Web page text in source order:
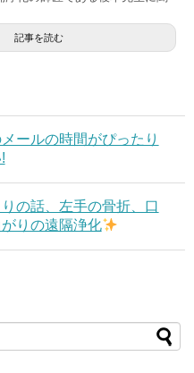
記事を読む
ールの時間がぴったり
の話、左手の骨折、口
りの遠隔浄化